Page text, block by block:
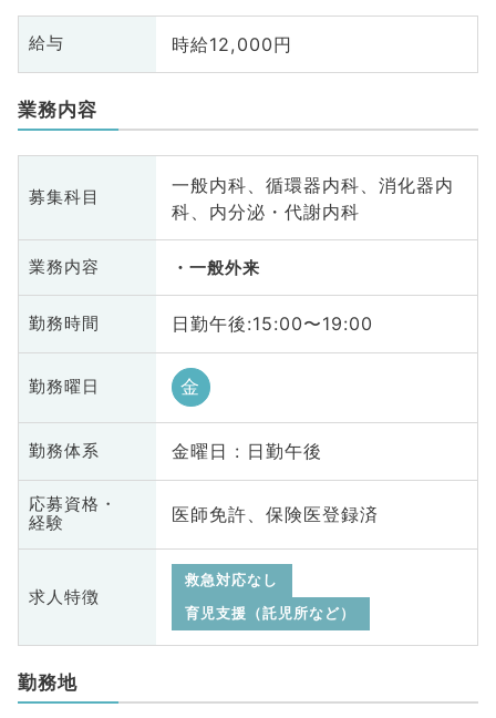
給与 時給12,000円
業務内容
募集科目
一般内科、循環器内科、消化器内
科、内分泌・代謝内科
業務内容 一般外来
勤務時間 日勤午後:15:00〜19:00
勤務曜日 金
勤務体系 金曜日 : 日勤午後
応募資格・
経験
医師免許、保険医登録済
求人特徴
救急対応なし
育児支援（託児所など）
勤務地